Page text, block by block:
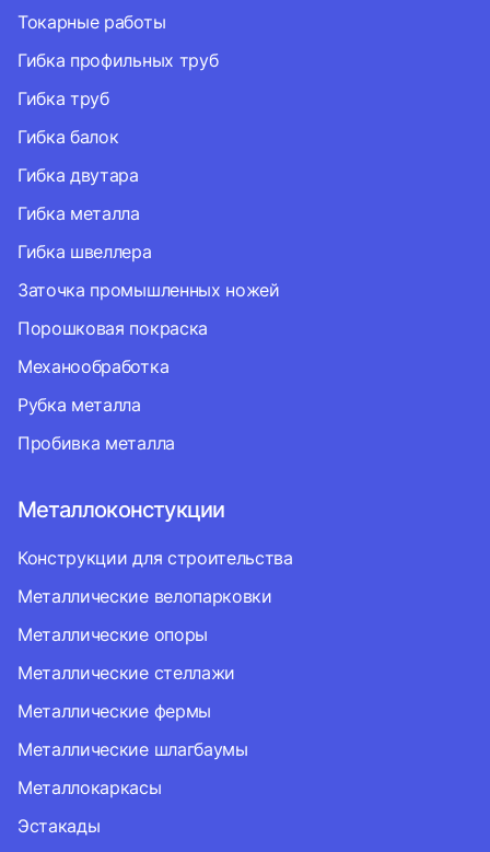
Токарные работы
Гибка профильных труб
Гибка труб
Гибка балок
Гибка двутара
Гибка металла
Гибка швеллера
Заточка промышленных ножей
Порошковая покраска
Механообработка
Рубка металла
Пробивка металла
Металлоконстукции
Конструкции для строительства
Металлические велопарковки
Металлические опоры
Металлические стеллажи
Металлические фермы
Металлические шлагбаумы
Металлокаркасы
Эстакады